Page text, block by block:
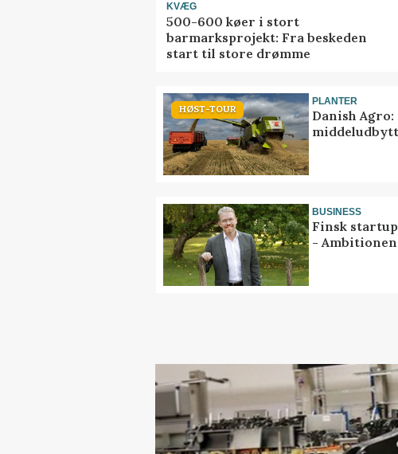
KVÆG
500-600 køer i stort
barmarksprojekt: Fra beskeden
start til store drømme
HØST-TOUR
PLANTER
Danish
BUSINESS
Finsk
-